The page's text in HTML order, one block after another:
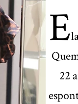
E
22